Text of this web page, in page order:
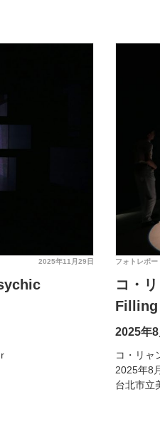
2025年11月29日 フォトレポー
コ・
Filling
2025年
コ・リャ
2025年8
台北市立